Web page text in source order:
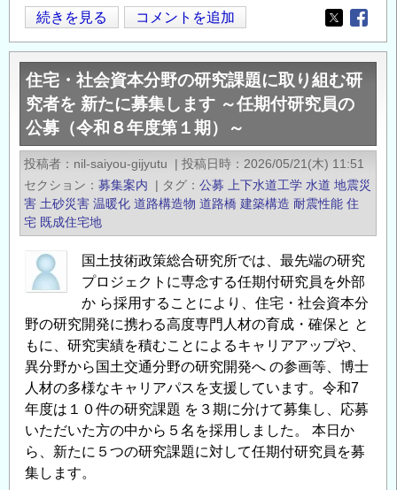
集
し
ま
す
～
任
期
付
研
究
員
の
公
募
（令
和
８
年
度
第
１
期）
住
宅・
社
会
資
本
分
野
の
研
究
課
題
取
り
組
む
研
究
者
を
続きを見る コメントを追加
Opens in
住宅・社会資本分野の研究課題に取り組む研
究者を 新たに募集します ～任期付研究員の
公募（令和８年度第１期）～
投稿者 nil-saiyou-gijyutu | 投稿日時
2026/05/21(木) 11:51
セクション
募集案内 | タグ 公募 上下水道工学 水道 地震災
害 土砂災害 温暖化 道路構造物 道路橋 建築構造 耐震性能 住
宅 既成住宅地
国土技術政策総合研究所では、最先端の研究
プロジェクトに専念する任期付研究員を外部
か ら採用することにより、住宅・社会資本分
野の研究開発に携わる高度専門人材の育成・確保と と
もに、研究実績を積むことによるキャリアアップや、
異分野から国土交通分野の研究開発へ の参画等、博士
人材の多様なキャリアパスを支援しています。令和7
年度は１０件の研究課題 を３期に分けて募集し、応募
いただいた方の中から５名を採用しました。 本日か
ら、新たに５つの研究課題に対して任期付研究員を募
集します。